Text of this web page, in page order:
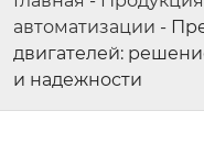
автоматизации -
двигателей:
и надежности